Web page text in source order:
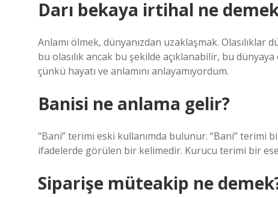
Darı bekaya irtihal ne
Anlamı ölmek, dünyanızdan uzaklaşmak. Olasılıklar
bu olasılık ancak bu şekilde açıklanabilir, bu
çünkü hayatı ve anlamını anlayamıyordum.
Banisi ne anlama gelir?
“Bani” terimi eski kullanımda bulunur. “Bani” terimi
ifadelerde görülen bir kelimedir. Kurucu terimi bir
Siparişe müteakip ne